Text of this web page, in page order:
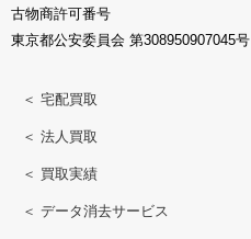
古物商許可番号
東京都公安委員会 第308950907045号
＜ 宅配買取
＜ 法人買取
＜ 買取実績
＜ データ消去サービス